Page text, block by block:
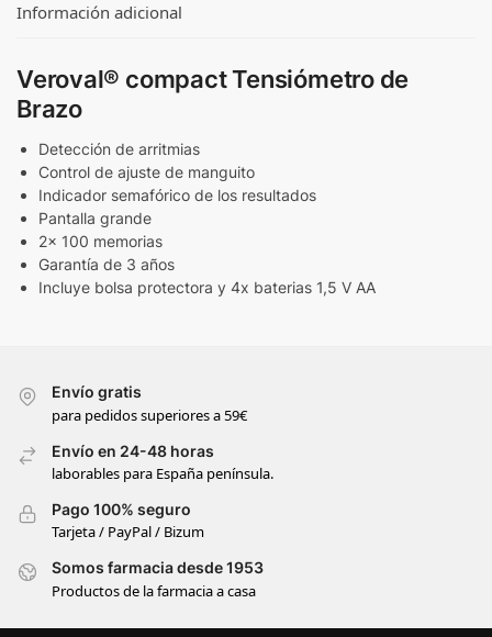
Información adicional
Veroval® compact Tensiómetro de
Brazo
Detección de arritmias
Control de ajuste de manguito
Indicador semafórico de los resultados
Pantalla grande
2x 100 memorias
Garantía de 3 años
Incluye bolsa protectora y 4x baterias 1,5 V AA
Envío gratis
para pedidos superiores a 59€
Envío en 24-48 horas
laborables para España península.
Pago 100% seguro
Tarjeta / PayPal / Bizum
Somos farmacia desde 1953
Productos de la farmacia a casa